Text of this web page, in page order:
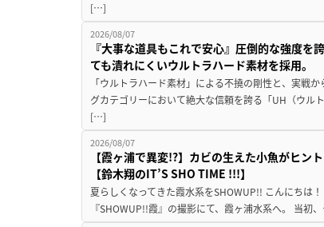
[…]
2026/08/07
『大事な道具もこれで安心』圧倒的な強度
ても潰れにくいウルトラハード素材を採用。
「ウルトラハード素材」による不撓の剛性と、実戦
グカテゴリーにおいて絶大な信頼を誇る「UH（ウル
[…]
2026/08/07
【霞ヶ浦で異変!?】カビの生えた小魚がヒ
【鈴木翔のIT’S SHO TIME !!!】
夏らしくなってきた霞水系をSHOWUP!! こんにち
『SHOWUP!!霞』の撮影にて、霞ヶ浦水系へ。 当初